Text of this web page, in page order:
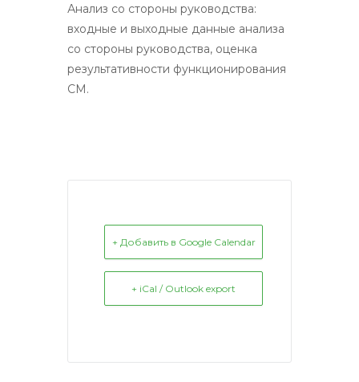
Анализ со стороны руководства:
входные и выходные данные анализа
со стороны руководства, оценка
результативности функционирования
СМ.
+ Добавить в Google Calendar
+ iCal / Outlook export